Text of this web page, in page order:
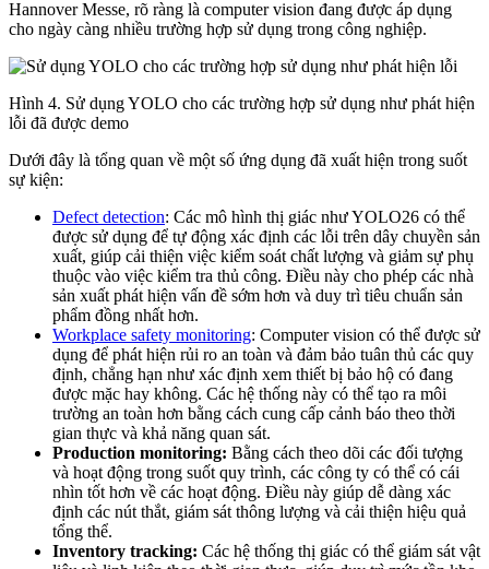
Hannover Messe, rõ ràng là computer vision đang được áp dụng
cho ngày càng nhiều trường hợp sử dụng trong công nghiệp.
Hình 4. Sử dụng YOLO cho các trường hợp sử dụng như phát hiện
lỗi đã được demo
Dưới đây là tổng quan về một số ứng dụng đã xuất hiện trong suốt
sự kiện:
Defect detection: Các mô hình thị giác như YOLO26 có thể
được sử dụng để tự động xác định các lỗi trên dây chuyền sản
xuất, giúp cải thiện việc kiểm soát chất lượng và giảm sự phụ
thuộc vào việc kiểm tra thủ công. Điều này cho phép các nhà
sản xuất phát hiện vấn đề sớm hơn và duy trì tiêu chuẩn sản
phẩm đồng nhất hơn.
Workplace safety monitoring: Computer vision có thể được sử
dụng để phát hiện rủi ro an toàn và đảm bảo tuân thủ các quy
định, chẳng hạn như xác định xem thiết bị bảo hộ có đang
được mặc hay không. Các hệ thống này có thể tạo ra môi
trường an toàn hơn bằng cách cung cấp cảnh báo theo thời
gian thực và khả năng quan sát.
Production monitoring: Bằng cách theo dõi các đối tượng
và hoạt động trong suốt quy trình, các công ty có thể có cái
nhìn tốt hơn về các hoạt động. Điều này giúp dễ dàng xác
định các nút thắt, giám sát thông lượng và cải thiện hiệu quả
tổng thể.
Inventory tracking: Các hệ thống thị giác có thể giám sát vật